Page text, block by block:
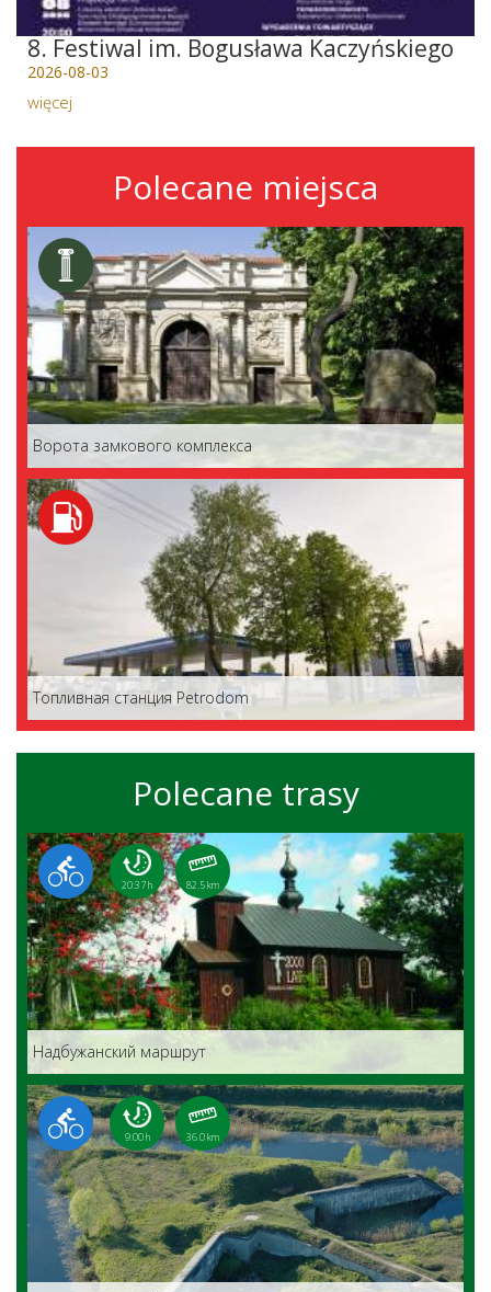
8. Festiwal im. Bogusława Kaczyńskiego
2026-08-03
więcej
Polecane miejsca
Ворота замкового комплекса
Топливная станция Petrodom
Polecane trasy
20:37 h 82.5 km
Надбужанский маршрут
9:00 h 36.0 km